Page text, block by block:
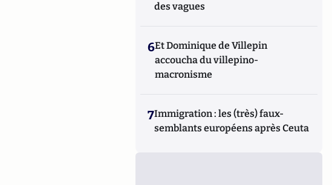
des vagues
6Et Dominique de Villepin
accoucha du villepino-
macronisme
7Immigration : les (très) faux-
semblants européens après Ceuta